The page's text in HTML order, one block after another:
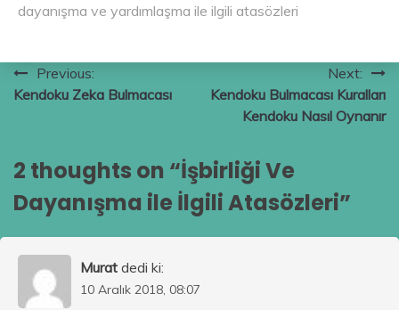
dayanışma ve yardımlaşma ile ilgili atasözleri
Yazı
gezinmesi
Previous:
Kendoku Zeka Bulmacası
Next:
Kendoku Bulmacası Kuralları
Kendoku Nasıl Oynanır
2 thoughts on “İşbirliği Ve
Dayanışma ile İlgili Atasözleri”
Murat dedi ki:
10 Aralık 2018, 08:07